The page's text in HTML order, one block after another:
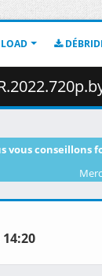
vous conseillons